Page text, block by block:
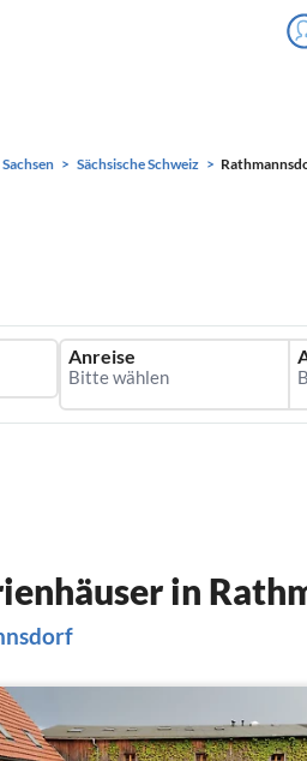
Sachsen Sächsische Schweiz
Anreise
in